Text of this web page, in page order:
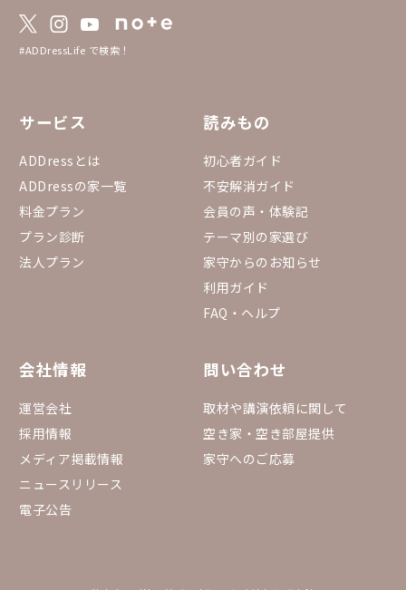
#ADDressLife で検索！
サービス
ADDressとは
ADDressの家一覧
料金プラン
プラン診断
法人プラン
読みもの
初心者ガイド
不安解消ガイド
会員の声・体験記
テーマ別の家選び
家守からのお知らせ
利用ガイド
FAQ・ヘルプ
会社情報
運営会社
採用情報
メディア掲載情報
ニュースリリース
電子公告
問い合わせ
取材や講演依頼に関して
空き家・空き部屋提供
家守へのご応募